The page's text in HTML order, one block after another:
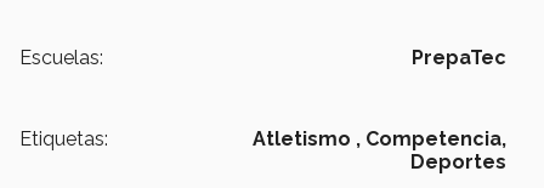
Escuelas: PrepaTec
Etiquetas: Atletismo , Competencia,
Deportes